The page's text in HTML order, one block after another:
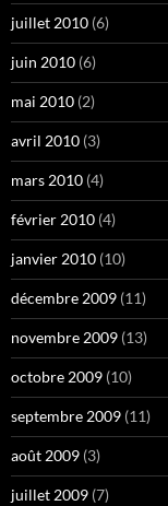
juillet 2010 (6)
juin 2010 (6)
mai 2010 (2)
avril 2010 (3)
mars 2010 (4)
février 2010 (4)
janvier 2010 (10)
décembre 2009 (11)
novembre 2009 (13)
octobre 2009 (10)
septembre 2009 (11)
août 2009 (3)
juillet 2009 (7)